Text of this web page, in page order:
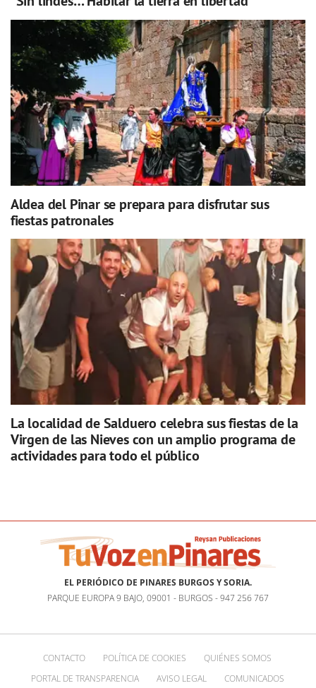
Aldea del Pinar se prepara para disfrutar sus
fiestas patronales
La localidad de Salduero celebra sus fiestas de la
Virgen de las Nieves con un amplio programa de
actividades para todo el público
EL PERIÓDICO DE PINARES BURGOS Y SORIA.
PARQUE EUROPA 9 BAJO, 09001 - BURGOS - 947 256 767
CONTACTO POLÍTICA DE COOKIES
QUIÉNES SOMOS
PORTAL DE TRANSPARENCIA
AVISO LEGAL COMUNICADOS